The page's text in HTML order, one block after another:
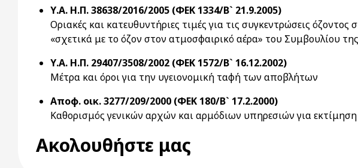
Υ.Α. Η.Π. 38638/2016/2005 (ΦΕΚ 1334/Β` 21.9.2005)
Οριακές και κατευθυντήριες τιμές για τις συγκεντρώσεις
«σχετικά με το όζον στον ατμοσφαιρικό αέρα» του Συμβουλίου
Υ.Α. Η.Π. 29407/3508/2002 (ΦΕΚ 1572/Β` 16.12.2002)
Μέτρα και όροι για την υγειονομική ταφή των αποβλήτων
Αποφ. οικ. 3277/209/2000 (ΦΕΚ 180/Β` 17.2.2000)
Καθορισμός γενικών αρχών και αρμόδιων υπηρεσιών για
Ακολουθήστε μας